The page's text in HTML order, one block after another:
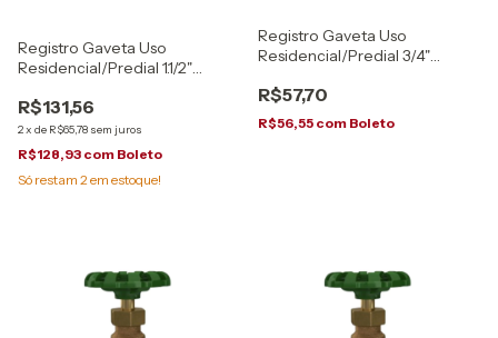
Registro Gaveta Uso
Residencial/Predial 1.1/2"
R$131,56
2x de R$65,78 sem juros
R$128,93 com Boleto
Só restam 2em estoque!
Registro Gaveta Uso
Residencial/Predial 3/4"
R$57,70
R$56,55 com Boleto